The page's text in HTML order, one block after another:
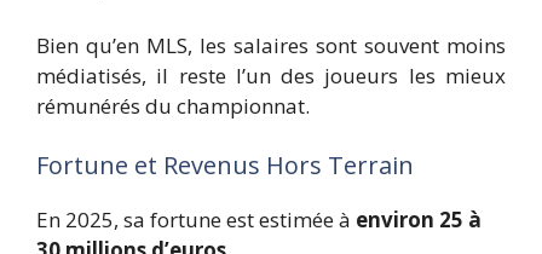
Bien qu’en MLS, les salaires sont souvent moins
médiatisés, il reste l’un des joueurs les mieux
rémunérés du championnat.
Fortune et Revenus Hors Terrain
En 2025, sa fortune est estimée à environ 25 à